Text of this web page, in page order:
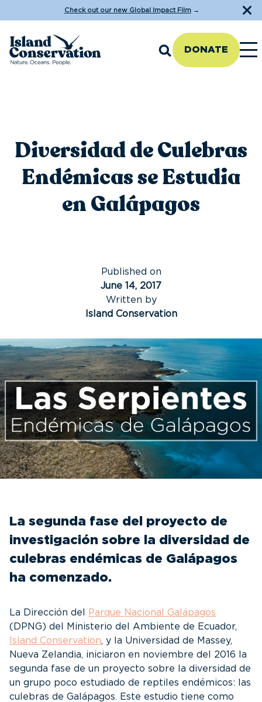
Check out our new Global Impact Film→
DONATE
Diversidad de Culebras
Endémicas se Estudia
en Galápagos
Published on
June 14, 2017
Written by
Island Conservation
La segunda fase del proyecto de
investigación sobre la diversidad de
culebras endémicas de Galápagos
ha comenzado.
La Dirección del
Parque Nacional Galápagos
(DPNG) del Ministerio del Ambiente de Ecuador,
Island Conservation, y la Universidad de Massey,
Nueva Zelandia, iniciaron en noviembre del 2016 la
segunda fase de un proyecto sobre la diversidad de
un grupo poco estudiado de reptiles endémicos: las
culebras de Galápagos. Este estudio tiene como